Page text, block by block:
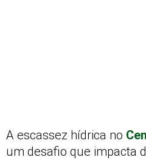
A escassez hídrica no
um desafio que impacta